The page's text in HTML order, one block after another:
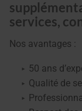
services,
Nos avantages :
50 ans
Qualité de